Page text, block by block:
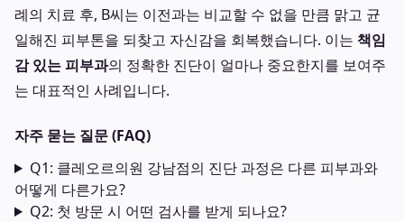
례의 치료 후, B씨는 이전과는 비교할 수 없을 만큼 맑고 균
일해진 피부톤을 되찾고 자신감을 회복했습니다. 이는 책임
감 있는 피부과의 정확한 진단이 얼마나 중요한지를 보여주
는 대표적인 사례입니다.
자주 묻는 질문 (FAQ)
Q1: 클레오르의원 강남점의 진단 과정은 다른 피부과와
어떻게 다른가요?
Q2: 첫 방문 시 어떤 검사를 받게 되나요?